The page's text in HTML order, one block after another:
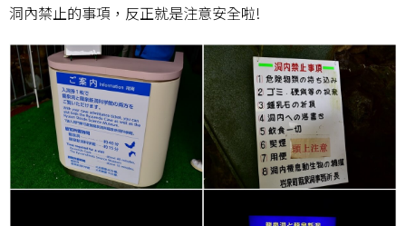
洞內禁止的事項，反正就是注意安全啦!